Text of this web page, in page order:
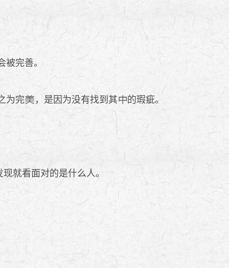
被完善。
为完 ，是因为没有找到其 的瑕疵。
就看面对的是什么人。